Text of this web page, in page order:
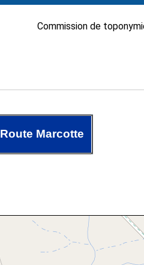
Commission de
Route Marcotte